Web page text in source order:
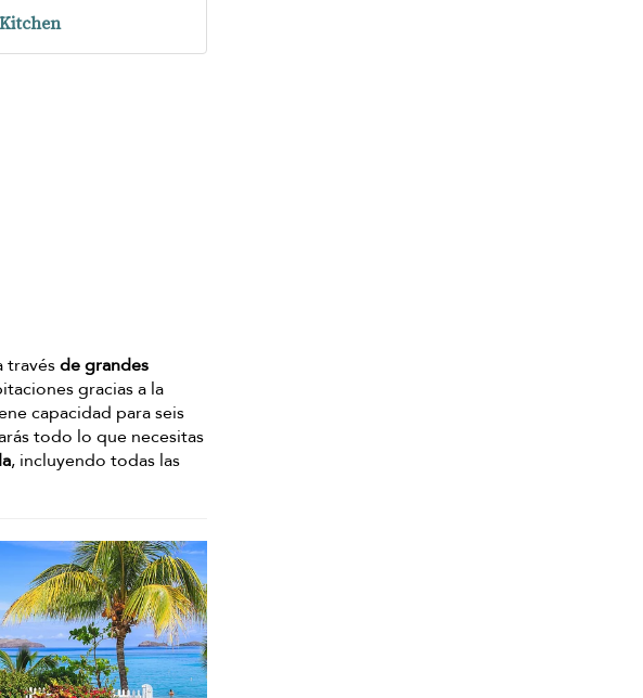
Kitchen
travésde grandes
gracias a la
capacidad para seis
todo lo que necesitas
, incluyendo todas las